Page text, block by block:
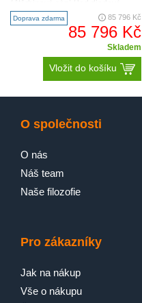
pásky – regulace int..
Doprava zdarma 85 796 Kč
85 796 Kč
Skladem
Vložit do košíku
O společnosti
O nás
Náš team
Naše filozofie
Pro zákazníky
Jak na nákup
Vše o nákupu